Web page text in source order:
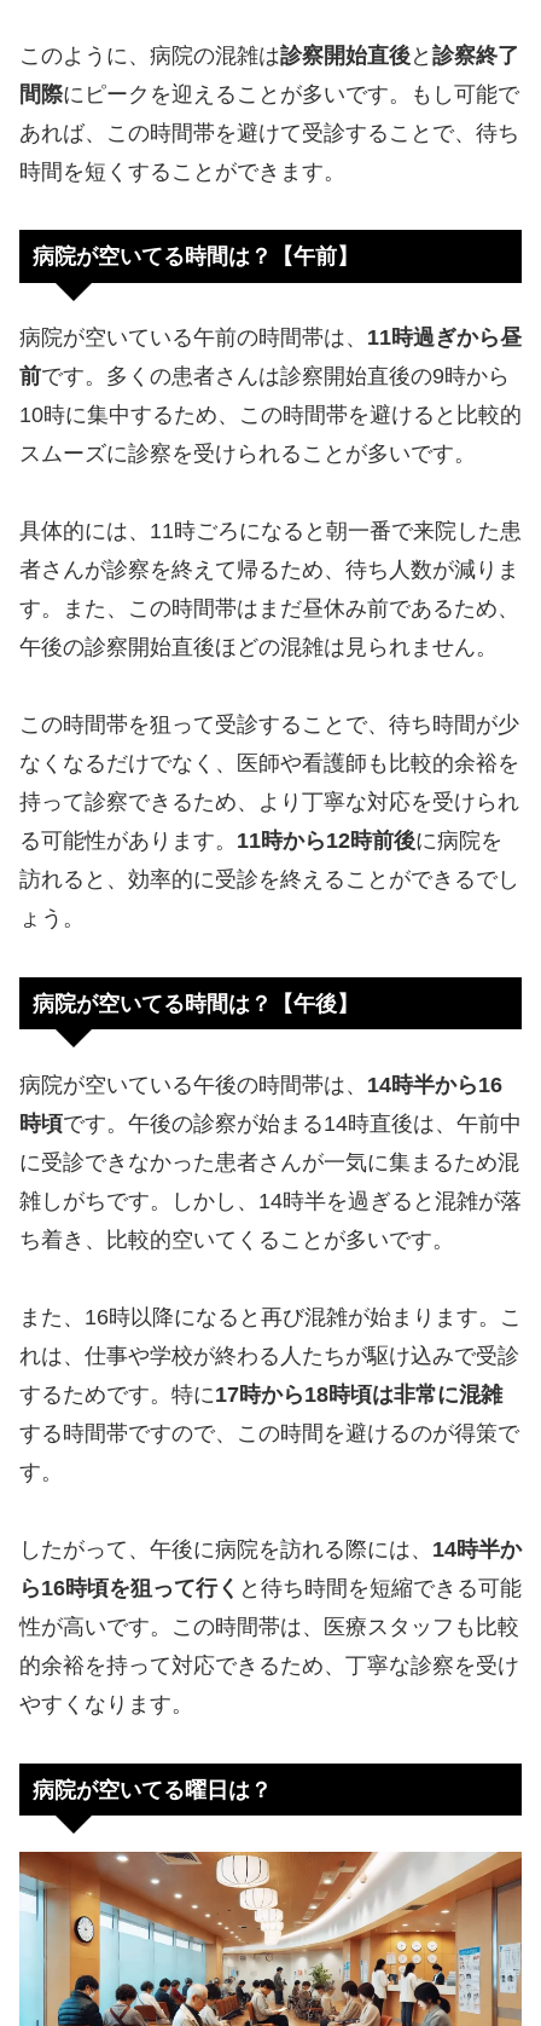
このように、病院の混雑は診察開始直後と 診察終了
間際にピークを迎えることが多いです。もし可能で
あれば、この時間帯を避けて受診することで、待ち
時間を短くすることができます。
病院が空いてる時間は？【午前】
病院が空いている午前の時間帯は、 11時過ぎから昼
前です。多くの患者さんは診察開始直後の9時から
10時に集中するため、この時間帯を避けると比較的
スムーズに診察を受けられることが多いです。
具体的には、11時ごろになると朝一番で来院した患
者さんが診察を終えて帰るため、待ち人数が減りま
す。また、この時間帯はまだ昼休み前であるため、
午後の診察開始直後ほどの混雑は見られません。
この時間帯を狙って受診することで、待ち時間が少
なくなるだけでなく、医師や看護師も比較的余裕を
持って診察できるため、より丁寧な対応を受けられ
る可能性があります。 11時から12時前後に病院を
訪れると、効率的に受診を終えることができるでし
ょう。
病院が空いてる時間は？【午後】
病院が空いている午後の時間帯は、 14時半から16
時頃です。午後の診察が始まる14時直後は、午前中
に受診できなかった患者さんが一気に集まるため混
雑しがちです。しかし、14時半を過ぎると混雑が落
ち着き、比較的空いてくることが多いです。
また、16時以降になると再び混雑が始まります。こ
れは、仕事や学校が終わる人たちが駆け込みで受診
するためです。特に17時から18時頃は非常に混雑
する時間帯ですので、この時間を避けるのが得策で
す。
したがって、午後に病院を訪れる際には、 14時半か
ら16時頃を狙って行く と待ち時間を短縮できる可能
性が高いです。この時間帯は、医療スタッフも比較
的余裕を持って対応できるため、丁寧な診察を受け
やすくなります。
病院が空いてる曜日は？